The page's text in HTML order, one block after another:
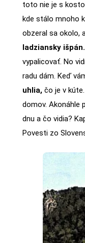
toto nie je s
kde stálo mnoho
obzeral sa okolo,
ladziansky išpán.
vypalicovať. No
radu dám. Keď
uhlia,čo je v kúte.
domov. Akonáhle
dnu a čo vidia?
Povesti zo